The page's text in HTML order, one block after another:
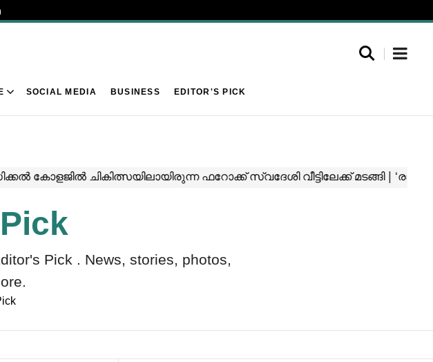
SOCIAL MEDIA BUSINESS EDITOR'S PICK
Pick . News, stories, photos,